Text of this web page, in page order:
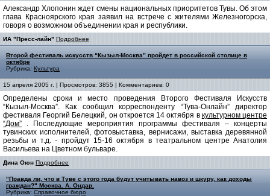
Александр Хлопонин ждет смены национальных приоритетов Тувы. Об этом
глава Красноярского края заявил на встрече с жителями Железногорска,
говоря о возможном объединении края и республики.
ИА "Пресс-лайн" Подробнее
Второй фестиваль искусств “Кызыл-Москва” пройдет в российской столице в
октябре
Рубрика: Культура
15 апреля 2005 г. | Просмотров: 3855 | Комментариев: 0
Определены сроки и место проведения Второго Фестиваля Искусств
“Кызыл-Москва”. Как сообщил корреспонденту “Тува-Онлайн” директор
фестиваля Георгий Белецкий, он откроется 14 октября в культурном центре
“Дом” . Последующие мероприятия программы фестиваля – концерты
тувинских исполнителей, фотовыставка, вернисажи, выставка деревянной
резьбы и т.д. - пройдут 15-16 октября в театральном центре Анатолия
Васильева на Цветном бульваре.
Дина Оюн Подробнее
"Правда ли, что в Туве с этого года будут учитывать навоз и шкуру, как доходы
граждан?" Москва. А. Ондар.
Рубрика: Справочное бюро